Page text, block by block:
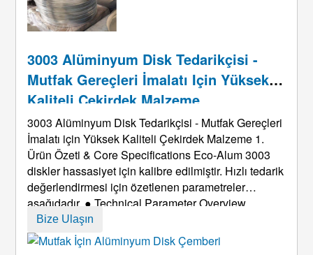
3003 Alüminyum Disk Tedarikçisi -
Mutfak Gereçleri İmalatı Için Yüksek
Kaliteli Çekirdek Malzeme
3003 Alüminyum Disk Tedarikçisi - Mutfak Gereçleri
İmalatı için Yüksek Kaliteli Çekirdek Malzeme 1.
Ürün Özeti &Core Specifications Eco-Alum3003
diskler hassasiyet için kalibre edilmiştir. Hızlı tedarik
değerlendirmesi için özetlenen parametreler
aşağıdadır. ● Technical Parameter Overview
Alaşımı)Superior rust-proofing and strength
...
Bize Ulaşın